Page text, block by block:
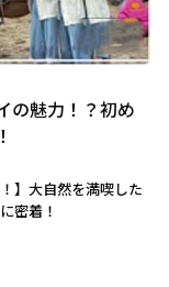
の魅力！？初め
】大自然を満喫した
密着！